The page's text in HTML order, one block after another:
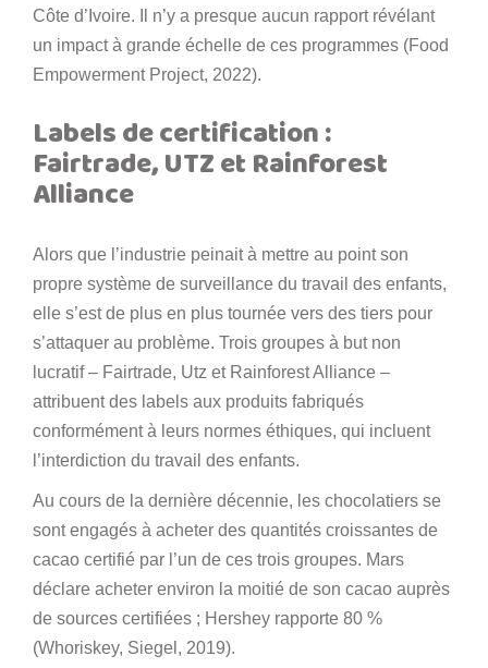
Côte d’Ivoire. Il n’y a presque aucun rapport révélant
un impact à grande échelle de ces programmes (Food
Empowerment Project, 2022).
Labels de certification :
Fairtrade, UTZ et Rainforest
Alliance
Alors que l’industrie peinait à mettre au point son
propre système de surveillance du travail des enfants,
elle s’est de plus en plus tournée vers des tiers pour
s’attaquer au problème. Trois groupes à but non
lucratif – Fairtrade, Utz et Rainforest Alliance –
attribuent des labels aux produits fabriqués
conformément à leurs normes éthiques, qui incluent
l’interdiction du travail des enfants.
Au cours de la dernière décennie, les chocolatiers se
sont engagés à acheter des quantités croissantes de
cacao certifié par l’un de ces trois groupes. Mars
déclare acheter environ la moitié de son cacao auprès
de sources certifiées ; Hershey rapporte 80 %
(Whoriskey, Siegel, 2019).